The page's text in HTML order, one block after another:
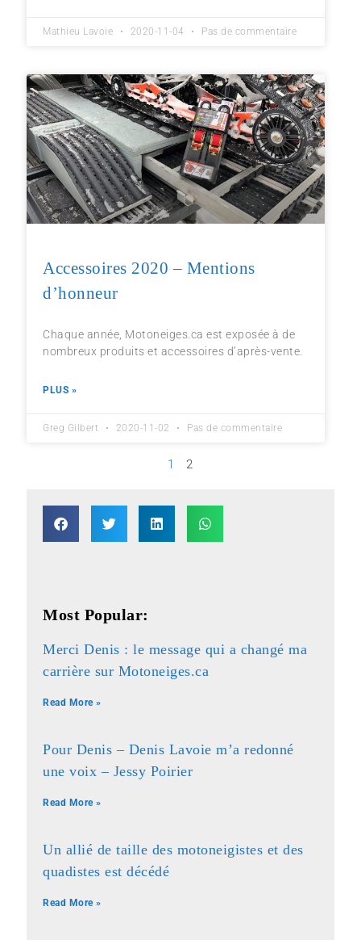
Mathieu Lavoie 2020-11-04 Pas de commentaire
Accessoires 2020 – Mentions
d’honneur
Chaque année, Motoneiges.ca est exposée à de
nombreux produits et accessoires d’après-vente.
PLUS »
Greg Gilbert 2020-11-02 Pas de commentaire
1 2
Most Popular:
Merci Denis : le message qui a changé ma
carrière sur Motoneiges.ca
Read More »
Pour Denis – Denis Lavoie m’a redonné
une voix – Jessy Poirier
Read More »
Un allié de taille des motoneigistes et des
quadistes est décédé
Read More »